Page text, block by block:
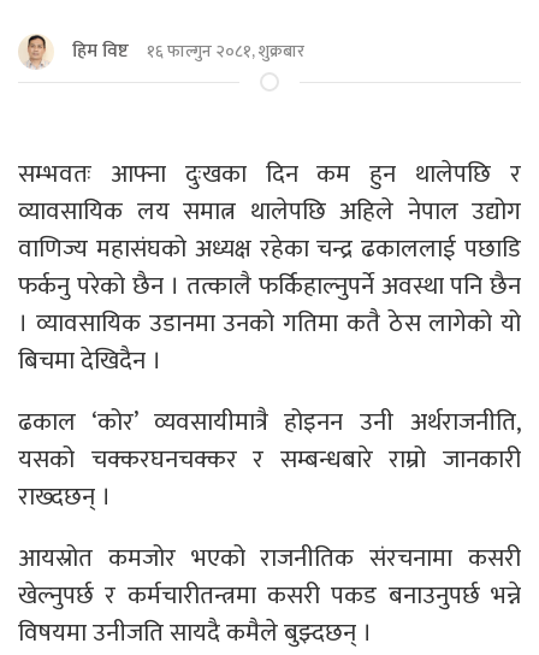
हिम विष्ट १६ फाल्गुन २०८१, शुक्रबार
सम्भवतः आफ्ना दुःखका दिन कम हुन थालेपछि र
व्यावसायिक लय समात्न थालेपछि अहिले नेपाल उद्योग
वाणिज्य महासंघको अध्यक्ष रहेका चन्द्र ढकाललाई पछाडि
फर्कनु परेको छैन । तत्कालै फर्किहाल्नुपर्ने अवस्था पनि छैन
। व्यावसायिक उडानमा उनको गतिमा कतै ठेस लागेको यो
बिचमा देखिदैन ।
ढकाल ‘कोर’ व्यवसायीमात्रै होइनन उनी अर्थराजनीति,
यसको चक्करघनचक्कर र सम्बन्धबारे राम्रो जानकारी
राख्दछन् ।
आयस्रोत कमजोर भएको राजनीतिक संरचनामा कसरी
खेल्नुपर्छ र कर्मचारीतन्त्रमा कसरी पकड बनाउनुपर्छ भन्ने
विषयमा उनीजति सायदै कमैले बुझ्दछन् ।